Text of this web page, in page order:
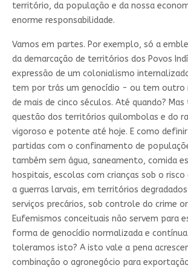
território, da população e da nossa
enorme responsabilidade.
Vamos em partes. Por exemplo, só a
da demarcação de territórios dos Povos
expressão de um colonialismo
tem por trás um genocídio - ou tem outro
de mais de cinco séculos. Até quando?
questão dos territórios quilombolas e do
vigoroso e potente até hoje. E como definir
partidas com o confinamento de
também sem água, saneamento, comida
hospitais, escolas com crianças sob o
a guerras larvais, em territórios
serviços precários, sob controle do crime
Eufemismos conceituais não servem para
forma de genocídio normalizada e
toleramos isto? A isto vale a pena
combinação o agronegócio para